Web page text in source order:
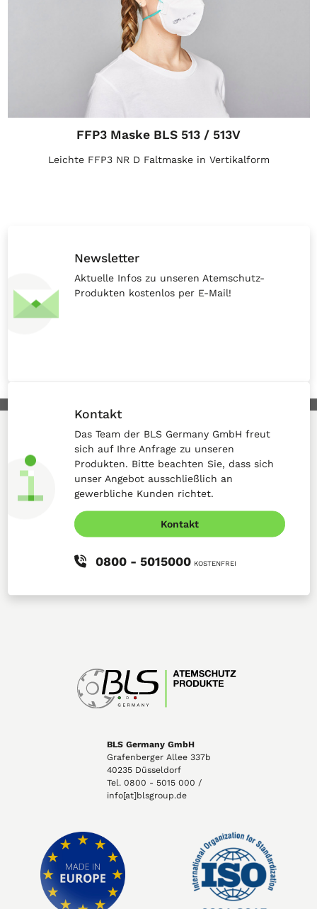
FFP3 Maske BLS 513 / 513V
Leichte FFP3 NR D Faltmaske in Vertikalform
Newsletter
Aktuelle Infos zu unseren Atemschutz-
Produkten kostenlos per E-Mail!
Kontakt
Das Team der BLS Germany GmbH freut
sich auf Ihre Anfrage zu unseren
Produkten. Bitte beachten Sie, dass sich
unser Angebot ausschließlich an
gewerbliche Kunden richtet.
Kontakt
0800 - 5015000 KOSTENFREI
BLS Germany GmbH
Grafenberger Allee 337b
40235 Düsseldorf
Tel. 0800 - 5015 000 /
info[at]blsgroup.de